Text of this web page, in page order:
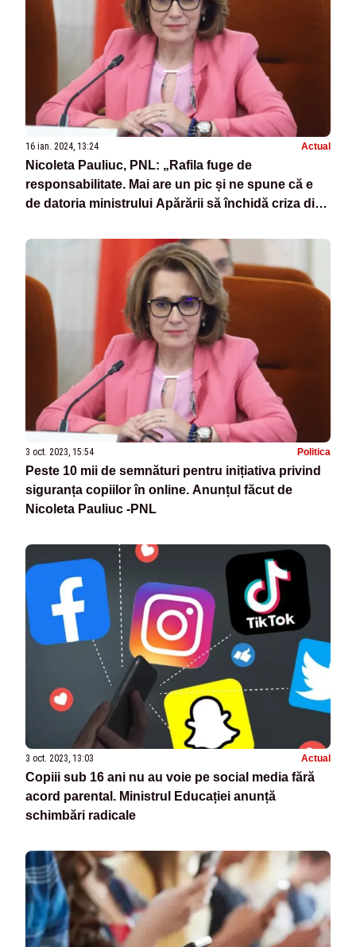
16 ian. 2024, 13:24 Actual
Nicoleta Pauliuc, PNL: „Rafila fuge de
responsabilitate. Mai are un pic și ne spune că e
de datoria ministrului Apărării să închidă criza din
3 oct. 2023, 15:54 Politica
Peste 10 mii de semnături pentru inițiativa privind
siguranța copiilor în online. Anunțul făcut de
Nicoleta Pauliuc -PNL
3 oct. 2023, 13:03 Actual
Copiii sub 16 ani nu au voie pe social media fără
acord parental. Ministrul Educației anunță
schimbări radicale